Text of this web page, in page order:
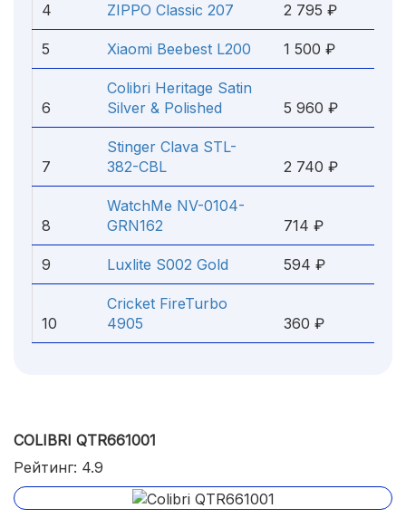
4 ZIPPO Classic 207 2 795 ₽
5 Xiaomi Beebest L200 1 500 ₽
6
Colibri Heritage Satin
Silver & Polished
5 960 ₽
7
Stinger Clava STL-
382-CBL
2 740 ₽
8
WatchMe NV-0104-
GRN162
714 ₽
9 Luxlite S002 Gold 594 ₽
10
Cricket FireTurbo
4905
360 ₽
COLIBRI QTR661001
Рейтинг: 4.9